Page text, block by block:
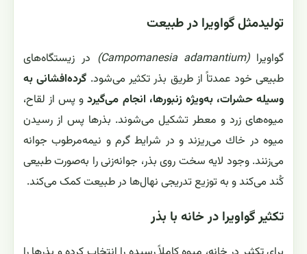
تولیدمثل گواویرا در طبیعت
گواویرا(Campomanesia adamantium)
در زیستگاه‌های
طبیعی خود عمدتاً از طریق بذر تكثیر می‌شود. گرده‌افشانی به
وسیله حشرات، به‌ویژه زنبورها، انجام می‌گیردو پس از لقاح،
میوه‌های زرد و معطر تشكیل می‌شوند. بذرها پس از رسیدن
میوه در خاك می‌ریزند و در شرایط گرم و نیمه‌مرطوب جوانه
می‌زنند. وجود لایه سخت روی بذر، جوانه‌زنی را به‌صورت طبیعی
كُند می‌كند و به توزیع تدریجی نهال‌ها در طبیعت كمک می‌كند.
تکثیر گواویرا در خانه با بذر